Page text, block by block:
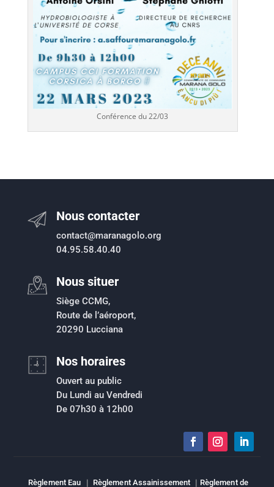
Conférence du 22/03
Nous contacter
contact@maranagolo.org
04.95.58.40.40
Nous situer
Siège CCMG,
Route de l’aéroport,
20290 Lucciana
Nos horaires
Ouvert au public
Du Lundi au Vendredi
De 07h30 à 12h00
Règlement Eau | Règlement Assainissement | Règlement de